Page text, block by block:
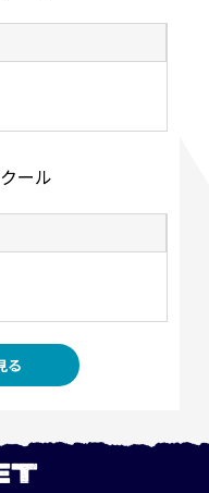
ール
る